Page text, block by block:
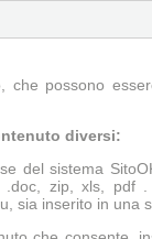
possono
diversi:
del sistema
zip, xls, pdf
sia inserito in una